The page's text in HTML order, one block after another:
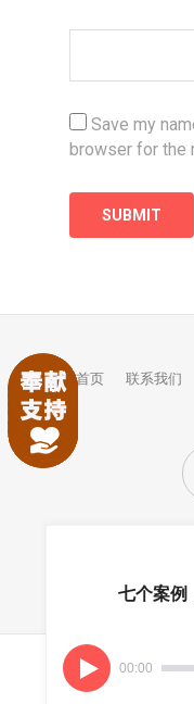
Save my
browser for the
七个案例
00:00
首页 联系我们